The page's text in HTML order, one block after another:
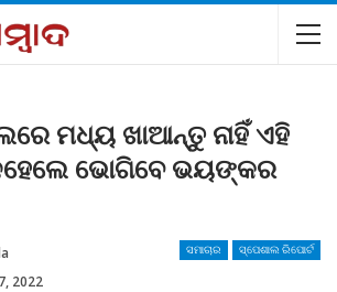
ମଧ୍ୟ ଖାଆନ୍ତୁ ନାହିଁ ଏହି
ଭୋଗିବେ ଭୟଙ୍କର
ସମାଚାର ସ୍ପେଶାଲ ରିପୋର୍ଟ
2022